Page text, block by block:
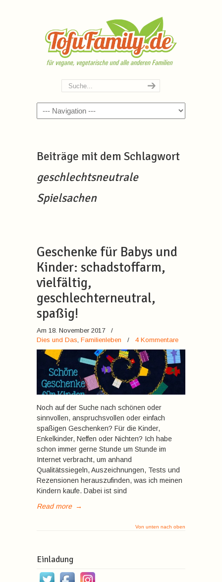
Navigation
Beiträge mit dem Schlagwort
geschlechtsneutrale
Spielsachen
Geschenke für Babys und
Kinder: schadstoffarm,
vielfältig,
geschlechterneutral,
spaßig!
Am 18. November 2017
/
Dies und Das, Familienleben / 4 Kommentare
Noch auf der Suche nach schönen oder
sinnvollen, anspruchsvollen oder einfach
spaßigen Geschenken? Für die Kinder,
Enkelkinder, Neffen oder Nichten? Ich habe
schon immer gerne Stunde um Stunde im
Internet verbracht, um anhand
Qualitätssiegeln, Auszeichnungen, Tests und
Rezensionen herauszufinden, was ich meinen
Kindern kaufe. Dabei ist sind
Read more →
Von unten nach oben
Einladung